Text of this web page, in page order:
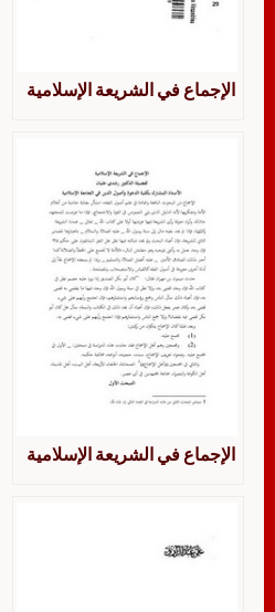
الإجماع في الشريعة الإسلامية
الإجماع في الشريعة الإسلامية